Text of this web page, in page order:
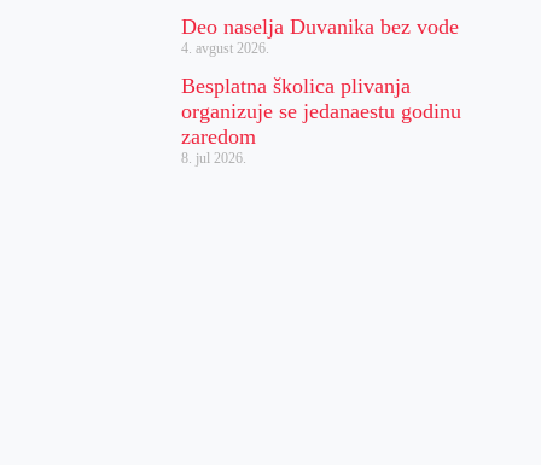
Deo naselja Duvanika bez vode
4. avgust 2026.
Besplatna školica plivanja
organizuje se jedanaestu godinu
zaredom
8. jul 2026.